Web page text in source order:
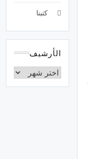
كتبنا
الأرشيف